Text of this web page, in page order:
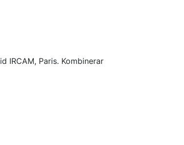
IRCAM, Paris. Kombinerar